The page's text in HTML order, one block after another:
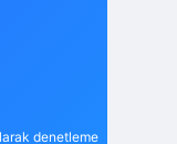
denetleme